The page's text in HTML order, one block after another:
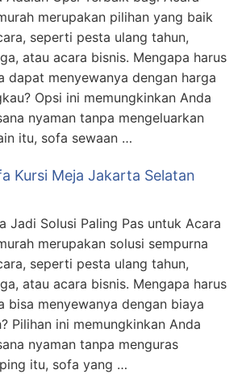
merupakan pilihan yang baik
seperti pesta ulang tahun,
atau acara bisnis. Mengapa harus
dapat menyewanya dengan harga
Opsi ini memungkinkan Anda
nyaman tanpa mengeluarkan
itu, sofa sewaan …
Kursi Meja Jakarta Selatan
Jadi Solusi Paling Pas untuk Acara
merupakan solusi sempurna
seperti pesta ulang tahun,
atau acara bisnis. Mengapa harus
bisa menyewanya dengan biaya
Pilihan ini memungkinkan Anda
nyaman tanpa menguras
itu, sofa yang …